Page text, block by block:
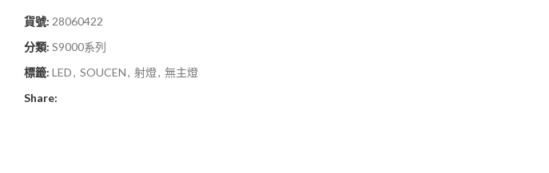
貨號: 28060422
分類: S9000系列
標籤: LED, SOUCEN, 射燈, 無主燈
Share: